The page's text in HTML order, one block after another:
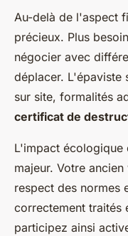
Au-delà de l'aspect
précieux. Plus
négocier avec
déplacer. L'épaviste
sur site, formalités
certificat de
L'impact écologique
majeur. Votre
respect des normes
correctement traités
participez ainsi